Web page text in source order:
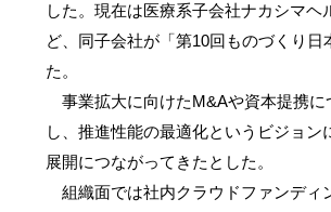
した。現在は医療系子会社ナカシマ
ど、同子会社が「第10回ものづくり
た。
事業拡大に向けたM&Aや資本提携に
し、推進性能の最適化というビジョ
展開につながってきたとした。
組織面では社内クラウドファンディ